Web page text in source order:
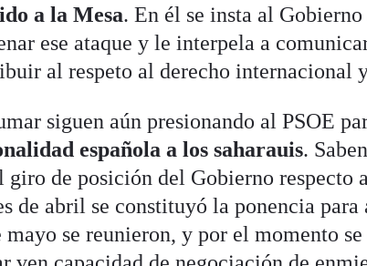
a la Mesa. En él se insta al
ese ataque y le interpela a
al respeto al derecho internacional
siguen aún presionando al PSOE
española a los saharauis.
giro de posición del Gobierno respecto
de abril se constituyó la ponencia
mayo se reunieron, y por el momento